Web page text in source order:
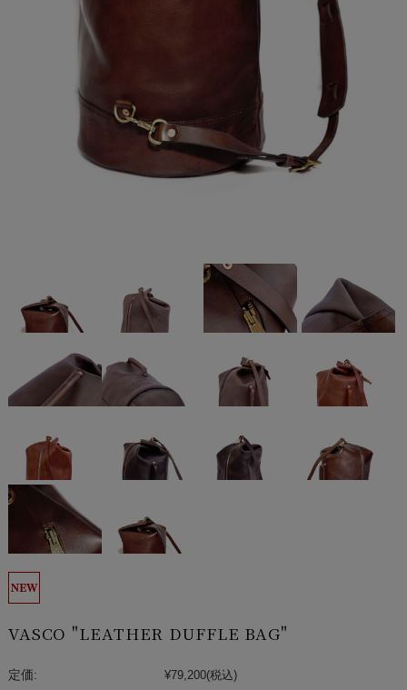
VASCO "LEATHER DUFFLE BAG"
定価: ¥79,200(税込)